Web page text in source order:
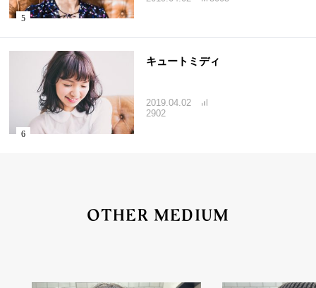
キュートミディ
2019.04.02
2902
OTHER MEDIUM